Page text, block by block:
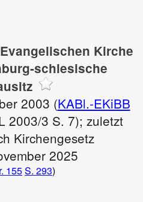
Kirche
schlesische
2003 (KABl.-EKiBB
2003/3 S. 7); zuletzt
Kirchengesetz
2025
155S. 293)